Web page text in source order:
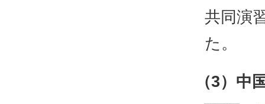
共同演
た。
（3）中